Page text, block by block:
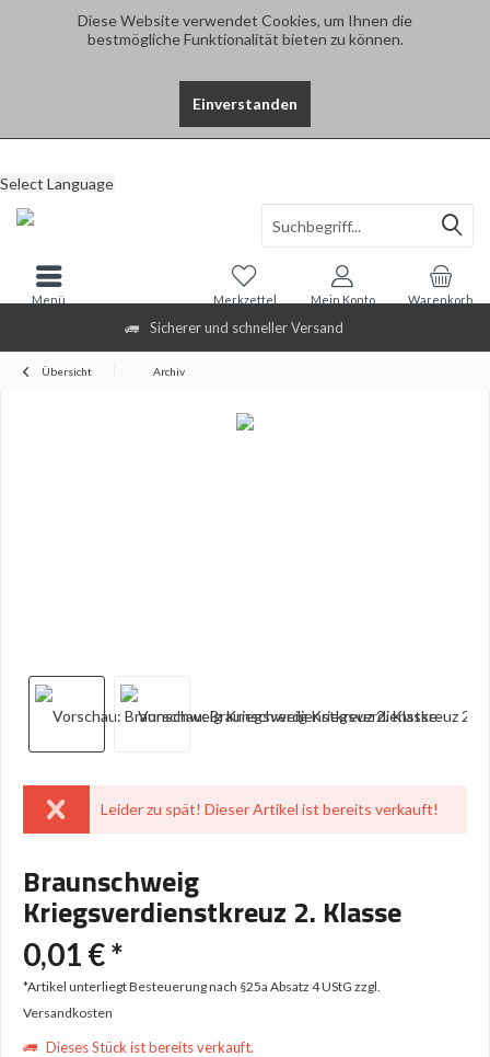
Diese Website verwendet Cookies, um Ihnen die
bestmögliche Funktionalität bieten zu können.
Einverstanden
Sicherer und schneller Versand
Select Language
Warenkorb
Merkzettel Mein Konto
Menü
Übersicht Archiv
Leider zu spät! Dieser Artikel ist bereits verkauft!
Braunschweig
Kriegsverdienstkreuz 2. Klasse
0,01 € *
*Artikel unterliegt Besteuerung nach §25a Absatz 4 UStG zzgl.
Versandkosten
Dieses Stück ist bereits verkauft.